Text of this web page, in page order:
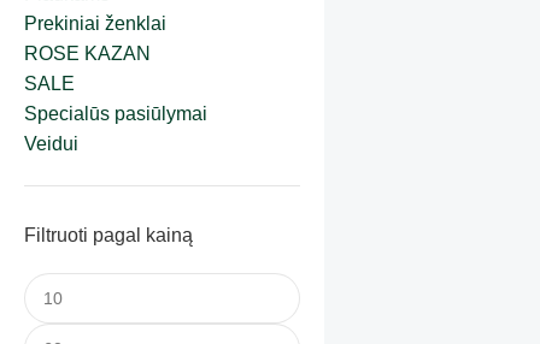
Prekiniai ženklai
ROSE KAZAN
SALE
Specialūs pasiūlymai
Veidui
Filtruoti pagal kainą